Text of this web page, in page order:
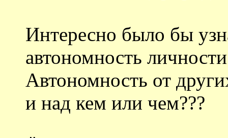
Интересно было бы
автономность
Автономность от
и над кем или чем???